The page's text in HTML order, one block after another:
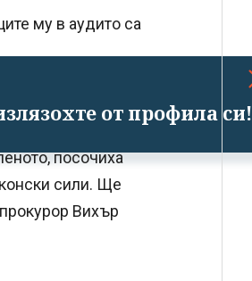
от профила си!
му в аудито са
посочиха
сили. Ще
Вихър